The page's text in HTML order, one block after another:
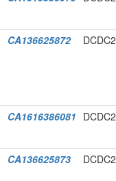
CA136625872 DCDC2
CA1616386081 DCDC2
CA136625873 DCDC2